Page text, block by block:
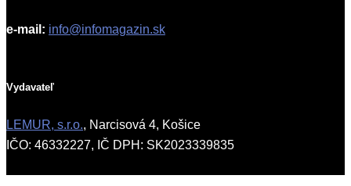
e-mail: info@infomagazin.sk
Vydavateľ
LEMUR, s.r.o., Narcisová 4, Košice
IČO: 46332227, IČ DPH: SK2023339835